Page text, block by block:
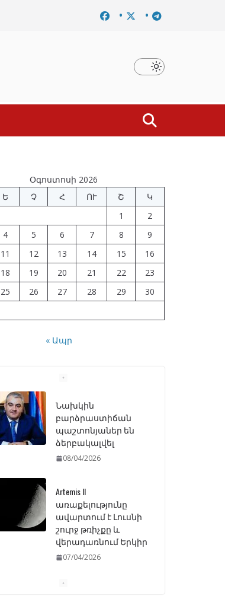
Նախկին բարձրաստիճան պաշտոնյաներ են
Օգոստոսի 2026
Ե Չ Հ ՈՒ Շ
Կ
1
2
4 5 6 7 8
9
11 12 13 14 15
16
18 19 20 21 22
23
25 26 27 28 29
30
« Ապր
Նախկին
բարձրաստիճան
պաշտոնյաներ են
ձերբակալվել
08/04/2026
Artemis II
առաքելությունը
ավարտում է Լուսնի
շուրջ թռիչքը և
վերադառնում Երկիր
07/04/2026